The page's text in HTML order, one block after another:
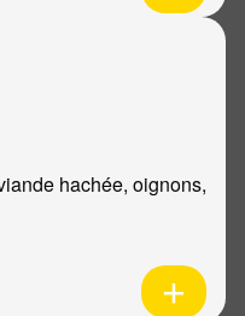
hachée, oignons,